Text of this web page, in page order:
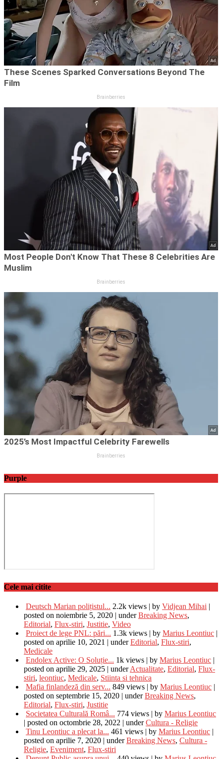
Purple
Cele mai citite
Deutsch Marian polițistul... 2.2k views | by Vidjean Mihai |
posted on noiembrie 5, 2020 | underBreaking News,
Editorial, Flux-stiri, Justitie, Video
Proiect de lege PNL: pări... 1.3k views | by Marius Leontiuc |
posted on aprilie 10, 2021 | underEditorial, Flux-stiri,
Medicale
Endolex Active: O Soluție... 1k views | by Marius Leontiuc |
posted on aprilie 29, 2025 | underActualitate, Editorial, Flux-
stiri, leontiuc, Medicale, Stiinta si tehnica
Mafia finlandeză din serv... 849 views | by Marius Leontiuc |
posted on septembrie 15, 2020 | underBreaking News,
Editorial, Flux-stiri, Justitie
Societatea Culturală Româ... 774 views | by Marius Leontiuc
| posted on octombrie 28, 2022 | underCultura - Religie
Tinu Leontiuc a plecat la... 461 views | by Marius Leontiuc |
posted on aprilie 7, 2020 | underBreaking News, Cultura -
Religie, Eveniment, Flux-stiri